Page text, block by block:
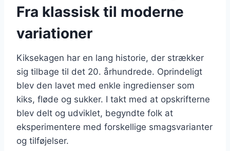
Fra klassisk til moderne
variationer
Kiksekagen har en lang historie, der strækker
sig tilbage til det 20. århundrede. Oprindeligt
blev den lavet med enkle ingredienser som
kiks, fløde og sukker. I takt med at opskrifterne
blev delt og udviklet, begyndte folk at
eksperimentere med forskellige smagsvarianter
og tilføjelser.